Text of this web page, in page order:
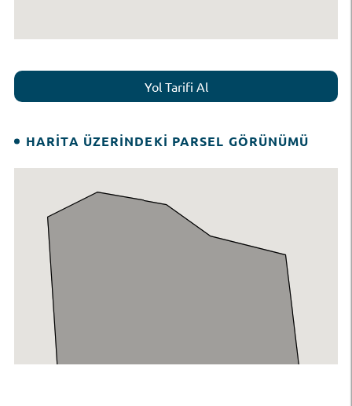
Yol Tarifi Al
HARITA ÜZERINDEKI PARSEL GÖRÜNÜMÜ